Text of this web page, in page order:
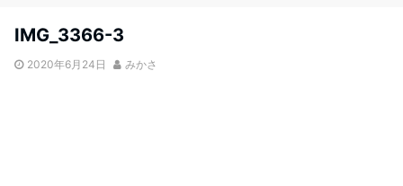
IMG_3366-3
2020年6月24日 みかさ